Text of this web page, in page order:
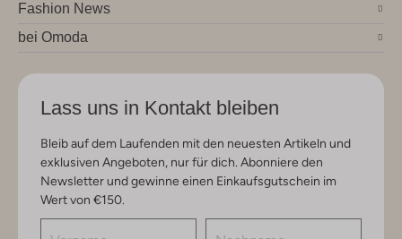
Fashion News
bei Omoda
Lass uns in Kontakt bleiben
Bleib auf dem Laufenden mit den neuesten Artikeln und
exklusiven Angeboten, nur für dich. Abonniere den
Newsletter und gewinne einen Einkaufsgutschein im
Wert von €150.